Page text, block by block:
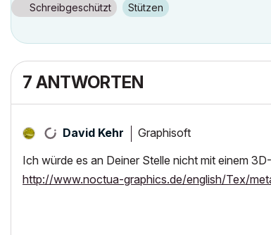
Schreibgeschützt Stützen
7 ANTWORTEN
David Kehr Graphisoft
Ich würde es an Deiner Stelle nicht mit einem
http://www.noctua-graphics.de/english/Tex/